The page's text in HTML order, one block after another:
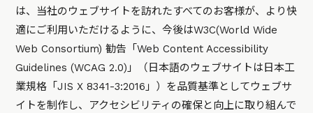
は、当社のウェブサイトを訪れたすべてのお客様が、より快
適にご利用いただけるように、今後はW3C(World Wide
Web Consortium) 勧告「Web Content Accessibility
Guidelines (WCAG 2.0)」（日本語のウェブサイトは日本工
業規格「JIS X 8341-3:2016」）を品質基準としてウェブサ
イトを制作し、アクセシビリティの確保と向上に取り組んで